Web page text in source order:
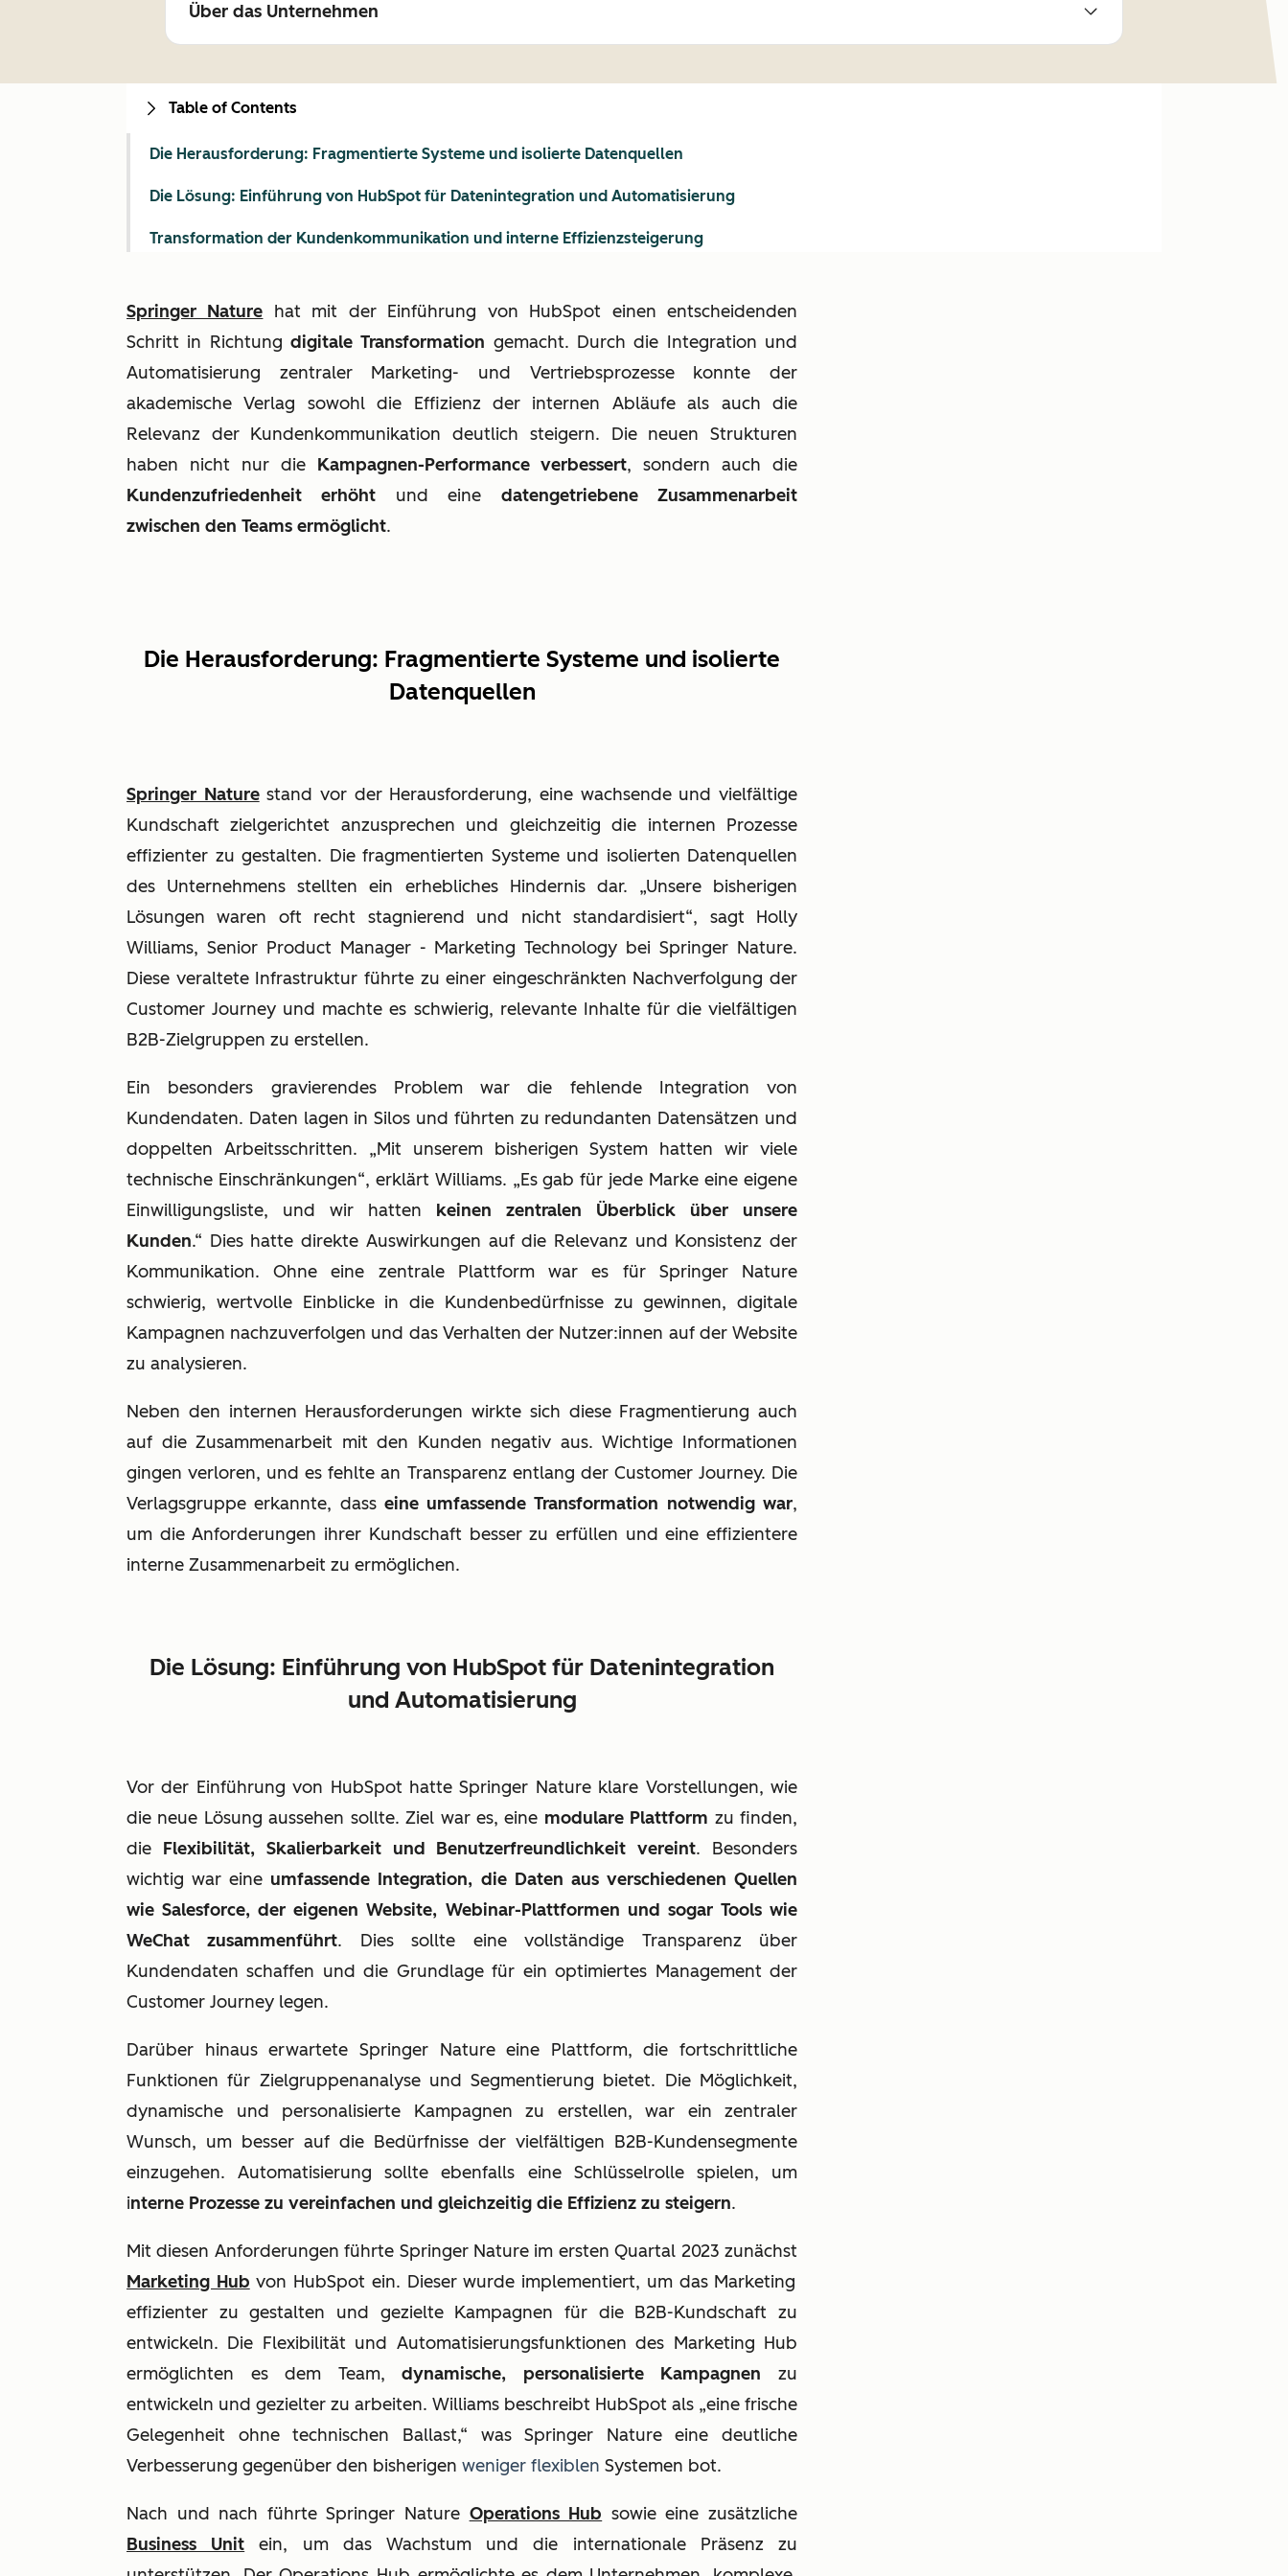
Über das Unternehmen
Springer Nature hat mit der Einführung von HubSpot einen entscheidenden
Schritt in Richtung digitale Transformation gemacht. Durch die Integration und
Automatisierung zentraler Marketing- und Vertriebsprozesse konnte der
akademische Verlag sowohl die Effizienz der internen Abläufe als auch die
Relevanz der Kundenkommunikation deutlich steigern. Die neuen Strukturen
haben nicht nur die Kampagnen-Performance verbessert, sondern auch die
Kundenzufriedenheit erhöht und eine datengetriebene Zusammenarbeit
zwischen den Teams ermöglicht.
Die Herausforderung: Fragmentierte Systeme und isolierte
Datenquellen
Springer Naturestand vor der Herausforderung, eine wachsende und vielfältige
Kundschaft zielgerichtet anzusprechen und gleichzeitig die internen Prozesse
effizienter zu gestalten. Die fragmentierten Systeme und isolierten Datenquellen
des Unternehmens stellten ein erhebliches Hindernis dar. „Unsere bisherigen
Lösungen waren oft recht stagnierend und nicht standardisiert“, sagt Holly
Williams, Senior Product Manager - Marketing Technology bei Springer Nature.
Diese veraltete Infrastruktur führte zu einer eingeschränkten Nachverfolgung der
Customer Journey und machte es schwierig, relevante Inhalte für die vielfältigen
B2B-Zielgruppen zu erstellen.
Ein besonders gravierendes Problem war die fehlende Integration von
Kundendaten. Daten lagen in Silos und führten zu redundanten Datensätzen und
doppelten Arbeitsschritten. „Mit unserem bisherigen System hatten wir viele
technische Einschränkungen“, erklärt Williams. „Es gab für jede Marke eine eigene
Einwilligungsliste, und wir hatten keinen zentralen Überblick über unsere
Kunden.“ Dies hatte direkte Auswirkungen auf die Relevanz und Konsistenz der
Kommunikation. Ohne eine zentrale Plattform war es für Springer Nature
schwierig, wertvolle Einblicke in die Kundenbedürfnisse zu gewinnen, digitale
Kampagnen nachzuverfolgen und das Verhalten der Nutzer:innen auf der Website
zu analysieren.
Neben den internen Herausforderungen wirkte sich diese Fragmentierung auch
auf die Zusammenarbeit mit den Kunden negativ aus. Wichtige Informationen
gingen verloren, und es fehlte an Transparenz entlang der Customer Journey. Die
Verlagsgruppe erkannte, dass eine umfassende Transformation notwendig war,
um die Anforderungen ihrer Kundschaft besser zu erfüllen und eine effizientere
interne Zusammenarbeit zu ermöglichen.
Die Lösung: Einführung von HubSpot für Datenintegration
und Automatisierung
Vor der Einführung von HubSpot hatte Springer Nature klare Vorstellungen, wie
die neue Lösung aussehen sollte. Ziel war es, eine modulare Plattform zu finden,
die Flexibilität, Skalierbarkeit und Benutzerfreundlichkeit vereint. Besonders
wichtig war eine umfassende Integration, die Daten aus verschiedenen Quellen
wie Salesforce, der eigenen Website, Webinar-Plattformen und sogar Tools wie
WeChat zusammenführt. Dies sollte eine vollständige Transparenz über
Kundendaten schaffen und die Grundlage für ein optimiertes Management der
Customer Journey legen.
Darüber hinaus erwartete Springer Nature eine Plattform, die fortschrittliche
Funktionen für Zielgruppenanalyse und Segmentierung bietet. Die Möglichkeit,
dynamische und personalisierte Kampagnen zu erstellen, war ein zentraler
Wunsch, um besser auf die Bedürfnisse der vielfältigen B2B-Kundensegmente
einzugehen. Automatisierung sollte ebenfalls eine Schlüsselrolle spielen, um
interne Prozesse zu vereinfachen und gleichzeitig die Effizienz zu steigern.
Mit diesen Anforderungen führte Springer Nature im ersten Quartal 2023 zunächst
Marketing Hub von HubSpot ein. Dieser wurde implementiert, um das Marketing
effizienter zu gestalten und gezielte Kampagnen für die B2B-Kundschaft zu
entwickeln. Die Flexibilität und Automatisierungsfunktionen des Marketing Hub
ermöglichten es dem Team,dynamische, personalisierte Kampagnen zu
entwickeln und gezielter zu arbeiten. Williams beschreibt HubSpot als „eine frische
Gelegenheit ohne technischen Ballast,“ was Springer Nature eine deutliche
Verbesserung gegenüber den bisherigen weniger flexiblen Systemen bot.
Nach und nach führte Springer Nature Operations Hub sowie eine zusätzliche
Business Unit ein, um das Wachstum und die internationale Präsenz zu
Table of Contents
Die Herausforderung: Fragmentierte Systeme und isolierte Datenquellen
Die Lösung: Einführung von HubSpot für Datenintegration und Automatisierung
Transformation der Kundenkommunikation und interne Effizienzsteigerung